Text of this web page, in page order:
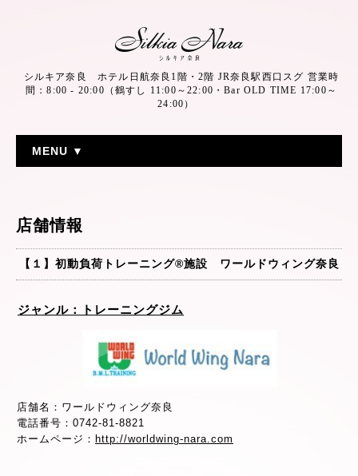
シルキア奈良 ホテル日航奈良1階・2階 JR奈良駅西口スグ 営業時
間：8:00 - 20:00（鶴すし 11:00～22:00・Bar OLD TIME 17:00～
24:00）
MENU ▼
店舗情報
【１】初動負荷トレーニング®施設 ワールドウィング奈良
ジャンル：トレーニングジム
店舗名：ワールドウィング奈良
電話番号：0742-81-8821
ホームページ： http://worldwing-nara.com